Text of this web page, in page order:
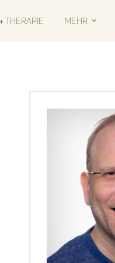
◑ THERAPIE MEHR